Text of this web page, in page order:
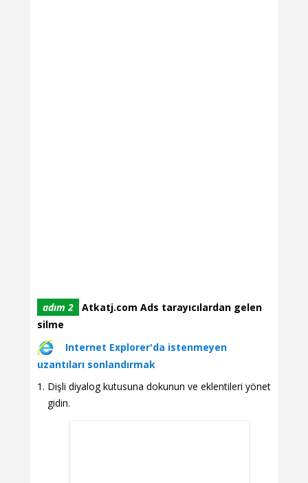
adım 2
Atkatj.com Ads tarayıcılardan gelen
silme
Internet Explorer'da istenmeyen
uzantıları sonlandırmak
Dişli diyalog kutusuna dokunun ve eklentileri yönet
gidin.